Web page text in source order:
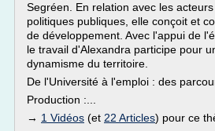
Segréen. En relation avec les
politiques publiques, elle conçoit et
de développement. Avec l'appui de
le travail d'Alexandra participe pour
dynamisme du territoire.
De l'Université à l'emploi : des
Production :...
→ 1 Vidéos (et 22 Articles) pour ce